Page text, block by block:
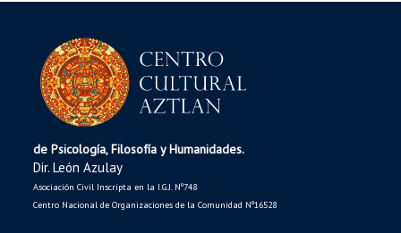
de Psicología, Filosofía y Humanidades.
Dir. León Azulay
Asociación Civil Inscripta en la I.G.J. Nº748
Centro Nacional de Organizaciones de la Comunidad Nº16528